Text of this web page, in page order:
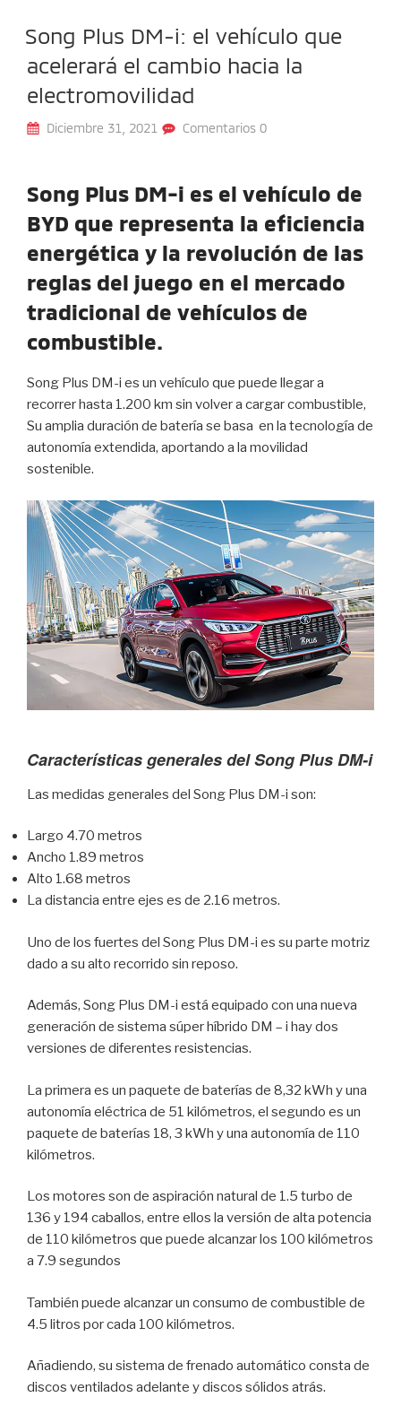
Song Plus DM-i: el vehículo que
acelerará el cambio hacia la
electromovilidad
Diciembre 31, 2021 Comentarios 0
Song Plus DM-i es el vehículo de
BYD que representa la eficiencia
energética y la revolución de las
reglas del juego en el mercado
tradicional de vehículos de
combustible.
Song Plus DM-i es un vehículo que puede llegar a
recorrer hasta 1.200 km sin volver a cargar combustible,
Su amplia duración de batería se basa en la tecnología de
autonomía extendida, aportando a la movilidad
sostenible.
Características generales del Song Plus DM-i
Las medidas generales del Song Plus DM-i son:
Largo 4.70 metros
Ancho 1.89 metros
Alto 1.68 metros
La distancia entre ejes es de 2.16 metros.
Uno de los fuertes del Song Plus DM-i es su parte motriz
dado a su alto recorrido sin reposo.
Además, Song Plus DM-i está equipado con una nueva
generación de sistema súper híbrido DM – i hay dos
versiones de diferentes resistencias.
La primera es un paquete de baterías de 8,32 kWh y una
autonomía eléctrica de 51 kilómetros, el segundo es un
paquete de baterías 18, 3 kWh y una autonomía de 110
kilómetros.
Los motores son de aspiración natural de 1.5 turbo de
136 y 194 caballos, entre ellos la versión de alta potencia
de 110 kilómetros que puede alcanzar los 100 kilómetros
a 7.9 segundos
También puede alcanzar un consumo de combustible de
4.5 litros por cada 100 kilómetros.
Añadiendo, su sistema de frenado automático consta de
discos ventilados adelante y discos sólidos atrás.